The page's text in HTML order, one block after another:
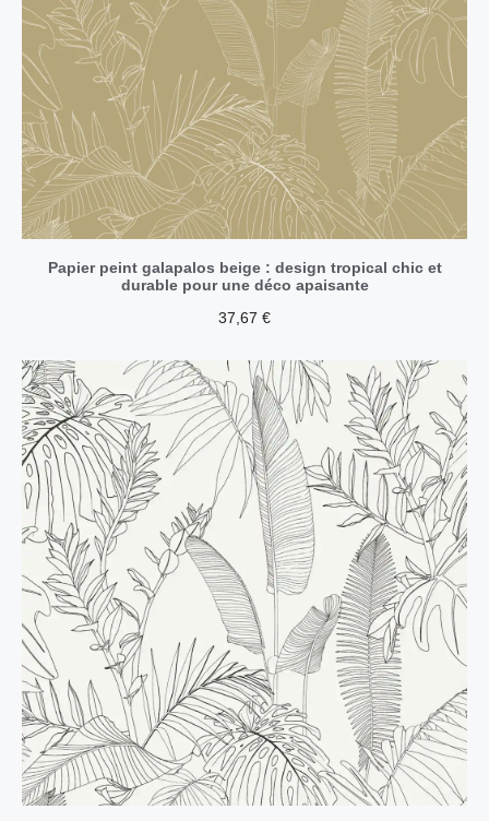
Papier peint galapalos beige : design tropical chic et
durable pour une déco apaisante
37,67 €